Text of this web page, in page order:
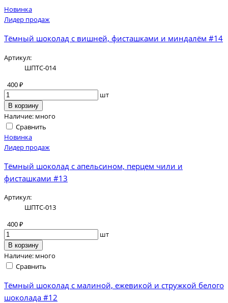
Новинка
Лидер продаж
Тёмный шоколад с вишней, фисташками и миндалём #14
Артикул:
ШПТС-014
400 ₽
шт
В корзину
Наличие: много
Сравнить
Новинка
Лидер продаж
Тёмный шоколад с апельсином, перцем чили и
фисташками #13
Артикул:
ШПТС-013
400 ₽
шт
В корзину
Наличие: много
Сравнить
Тёмный шоколад с малиной, ежевикой и стружкой белого
шоколада #12